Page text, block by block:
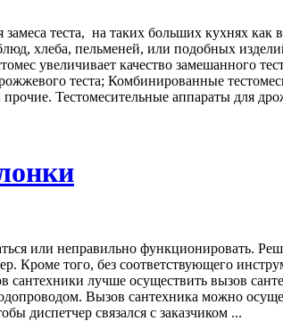
теста, на таких больших кухнях
хлеба, пельменей, или подобных
увеличивает качество замешанного
теста; Комбинированные
Тестомесительные аппараты для
или неправильно функционировать.
Кроме того, без соответствующего
лучше осуществить вызов
Вызов сантехника можно
диспетчер связался с заказчиком ...